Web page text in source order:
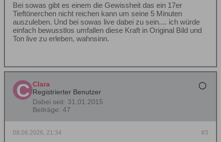
Bei sowas gibt es einem die Gewissheit das ein 17er
Tieftönerchen nicht reichen kann um seine 5 Minuten
auszuleben. Und bei sowas live dabei zu sein.... ich würde
einfach bewusstlos umfallen diese Kraft in Original Bild und
Ton live zu erleben, wahnsinn.
Clara
Registrierter Benutzer
Dabei seit: 31.01.2015
Beiträge: 47
#3
08.06.2026, 21:34